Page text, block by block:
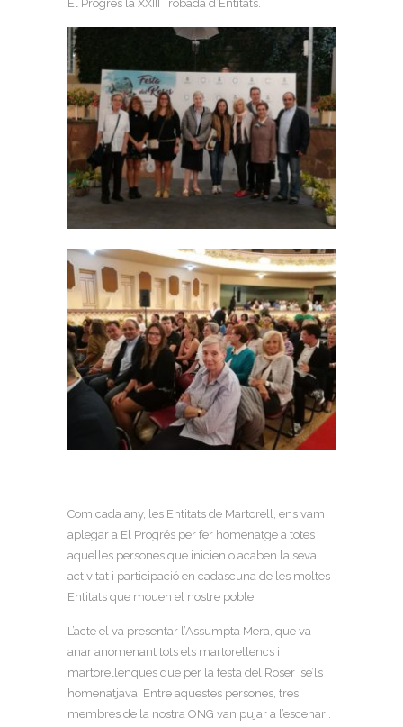
El Progrés la XXIII Trobada d’Entitats.
Com cada any, les Entitats de Martorell, ens vam
aplegar a El Progrés per fer homenatge a totes
aquelles persones que inicien o acaben la seva
activitat i participació en cadascuna de les moltes
Entitats que mouen el nostre poble.
L’acte el va presentar l’Assumpta Mera, que va
anar anomenant tots els martorellencs i
martorellenques que per la festa del Roser se’ls
homenatjava. Entre aquestes persones, tres
membres de la nostra ONG van pujar a l’escenari.